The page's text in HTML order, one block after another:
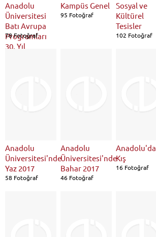
Anadolu
Üniversitesi
Batı Avrupa
Programları
30. Yıl
78 Fotoğraf
Kampüs Genel
95 Fotoğraf
Sosyal ve
Kültürel
Tesisler
102 Fotoğraf
Anadolu
Üniversitesi'nde
Yaz 2017
58 Fotoğraf
Anadolu
Üniversitesi'nde
Bahar 2017
46 Fotoğraf
Anadolu'da
Kış
16 Fotoğraf